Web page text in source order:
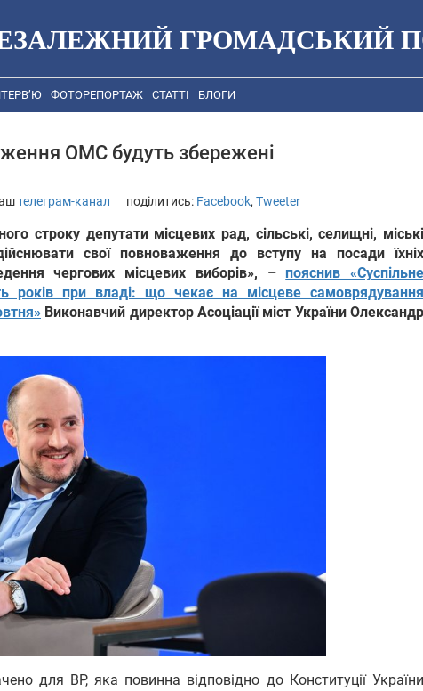
ГРОМАДСЬКИЙ
ФОТОРЕПОРТАЖ СТАТТІ БЛОГИ
ОМС будуть збережені
телеграм-канал поділитись: Facebook, Tweeter
строку депутати місцевих рад, сільські, селищні, міські
свої повноваження до вступу на посади їхніх
чергових місцевих виборів», –пояснив «Суспільне
років при владі: що чекає на місцеве самоврядування
Виконавчий директор Асоціації міст України Олександр
для ВР, яка повинна відповідно до Конституції України